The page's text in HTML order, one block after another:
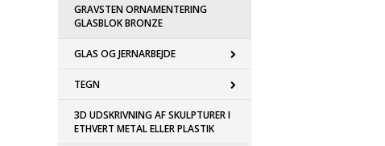
GRAVSTEN ORNAMENTERING
GLASBLOK BRONZE
GLAS OG JERNARBEJDE
TEGN
3D UDSKRIVNING AF SKULPTURER I
ETHVERT METAL ELLER PLASTIK